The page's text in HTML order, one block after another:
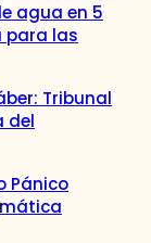
agua en 5
para las
Tribunal
del
Pánico